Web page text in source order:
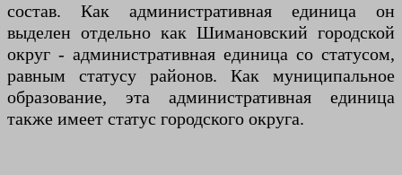
состав. Как административная единица он
выделен отдельно как Шимановский городской
округ - административная единица со статусом,
равным статусу районов. Как муниципальное
образование, эта административная единица
также имеет статус городского округа.